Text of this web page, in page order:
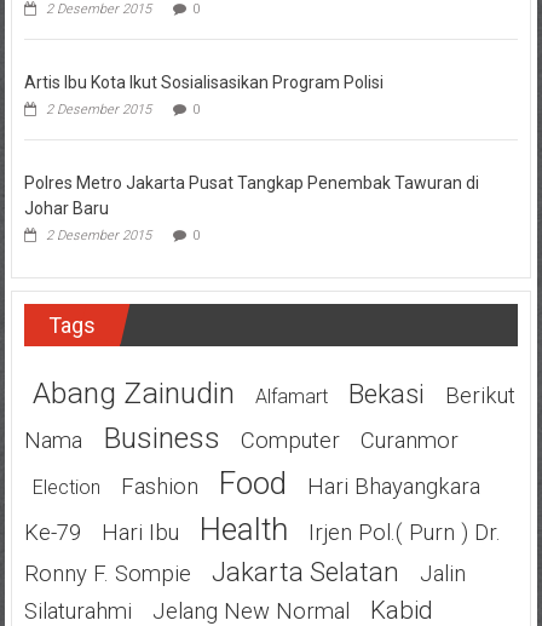
2 Desember 2015 0
Artis Ibu Kota Ikut Sosialisasikan Program Polisi
2 Desember 2015 0
Polres Metro Jakarta Pusat Tangkap Penembak Tawuran di
Johar Baru
2 Desember 2015 0
Tags
Abang Zainudin Alfamart Bekasi
Berikut
Nama
Business Computer Curanmor
Election Fashion Food
Hari Bhayangkara
Ke-79
Hari Ibu Health
Irjen Pol.( Purn ) Dr.
Ronny F. Sompie
Jakarta Selatan
Jalin
Silaturahmi
Jelang New Normal
Kabid